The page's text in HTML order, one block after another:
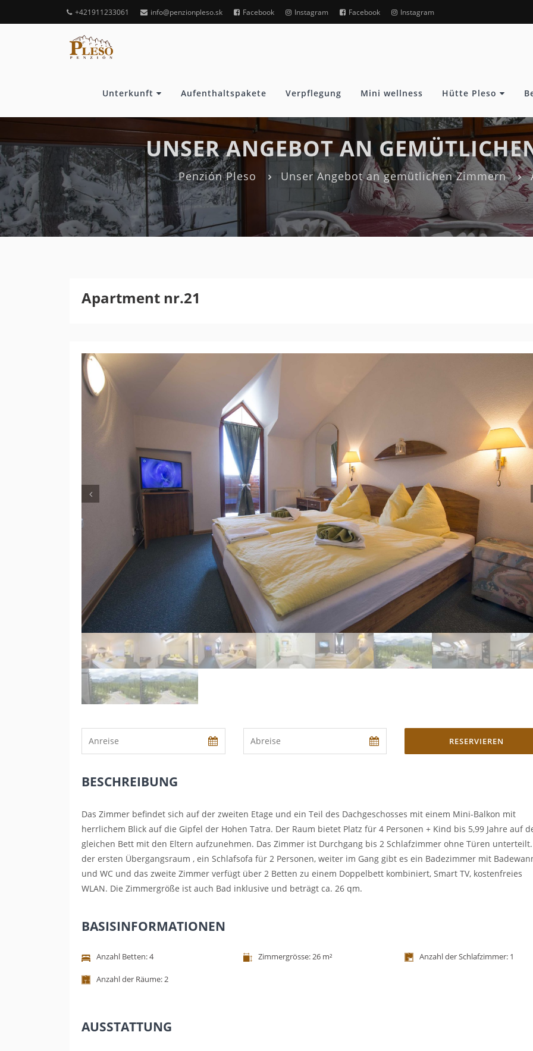
+421911233061 info@penzionpleso.sk Facebook Instagram Facebook Instagram
Unterkunft Aufenthaltspakete Verpflegung Mini wellness Hütte Pleso
UNSER ANGEBOT AN
Penzión Pleso Unser Angebot an gemütlichen Zimmern
Apartment nr.21
Previous
RESERVIEREN
BESCHREIBUNG
Das Zimmer befindet sich auf der zweiten Etage und ein Teil des Dachgeschosses mit einem Mini-Balkon mit
herrlichem Blick auf die Gipfel der Hohen Tatra. Der Raum bietet Platz für 4 Personen + Kind bis 5,99 Jahre auf
gleichen Bett mit den Eltern aufzunehmen. Das Zimmer ist Durchgang bis 2 Schlafzimmer ohne Türen
der ersten Übergangsraum , ein Schlafsofa für 2 Personen, weiter im Gang gibt es ein Badezimmer mit
und WC und das zweite Zimmer verfügt über 2 Betten zu einem Doppelbett kombiniert, Smart TV, kostenfreies
WLAN. Die Zimmergröße ist auch Bad inklusive und beträgt ca. 26 qm.
BASISINFORMATIONEN
Anzahl Betten: 4 Zimmergrösse: 26 m² Anzahl der Schlafzimmer: 1
Anzahl der Räume: 2
AUSSTATTUNG